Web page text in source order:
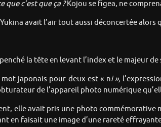
que c’est que ça ?Kojou se figea, ne
avait l’air tout aussi déconcertée
la tête en levant l’index et le majeur
japonais pour deux est « ni »,
de l’appareil photo numérique
elle avait pris une photo commémorative
en faisait une image d’une rareté